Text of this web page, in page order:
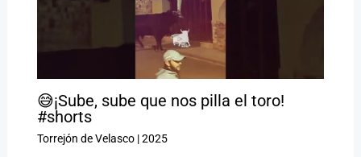
😅¡Sube, sube que nos pilla el toro!
#shorts
Torrejón de Velasco|2025